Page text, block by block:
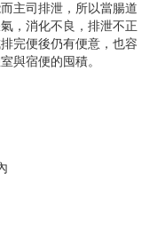
主司排泄，所以當腸道
，消化不良，排泄不正
完便後仍有便意，也容
與宿便的囤積。